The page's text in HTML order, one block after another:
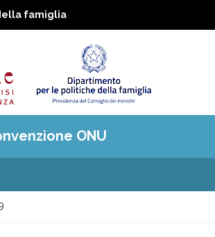
famiglia
ONU